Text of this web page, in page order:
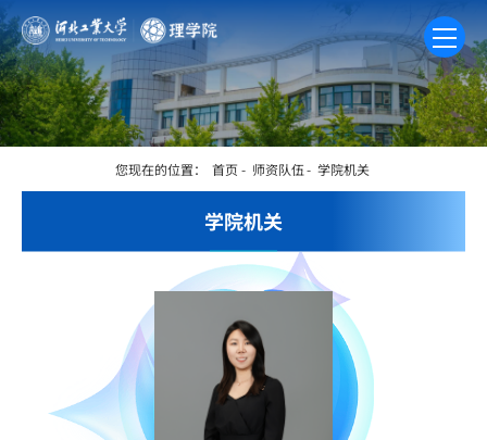
学院机关
您现在的位置： 首页 - 师资队伍 - 学院机关